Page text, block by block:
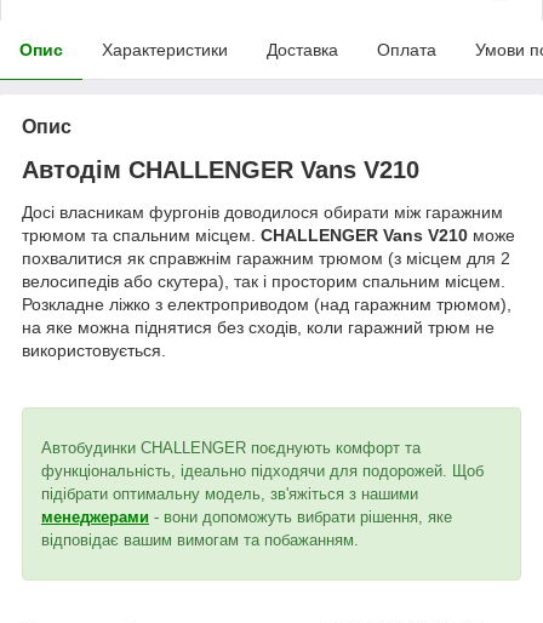
Опис Характеристики Доставка Оплата Умови
Опис
Автодім CHALLENGER Vans V210
Досі власникам фургонів доводилося обирати між гаражним
трюмом та спальним місцем. CHALLENGER Vans V210 може
похвалитися як справжнім гаражним трюмом (з місцем для 2
велосипедів або скутера), так і просторим спальним місцем.
Розкладне ліжко з електроприводом (над гаражним трюмом),
на яке можна піднятися без сходів, коли гаражний трюм не
використовується.
Автобудинки CHALLENGER поєднують комфорт та
функціональність, ідеально підходячи для подорожей. Щоб
підібрати оптимальну модель, зв'яжіться з нашими
менеджерами - вони допоможуть вибрати рішення, яке
відповідає вашим вимогам та побажанням.